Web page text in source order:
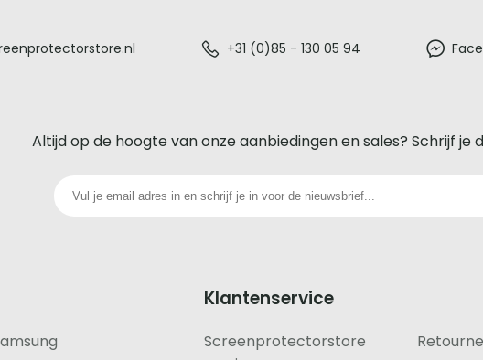
+31 (0)85 - 130 05 94
Altijd op de hoogte van onze aanbiedingen en sales? Schrijf je
Klantenservice
Screenprotectorstore